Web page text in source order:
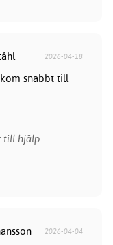
2026-04-18
snabbt till
till hjälp.
2026-04-04